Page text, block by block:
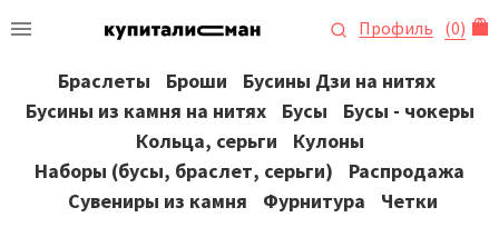
Профиль (0)
Браслеты Броши
Бусины Дзи на нитях
Бусины из камня на нитях
Бусы
Бусы - чокеры
Кольца, серьги
Кулоны
Наборы (бусы, браслет, серьги)
Распродажа
Сувениры из камня
Фурнитура Четки